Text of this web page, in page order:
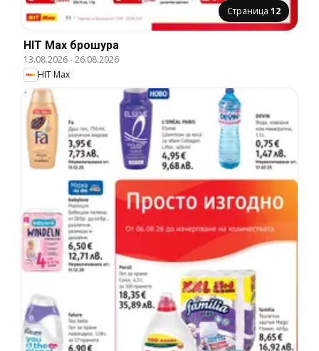
Страница 12
HIT Max брошура
13.08.2026-26.08.2026
HIT Max